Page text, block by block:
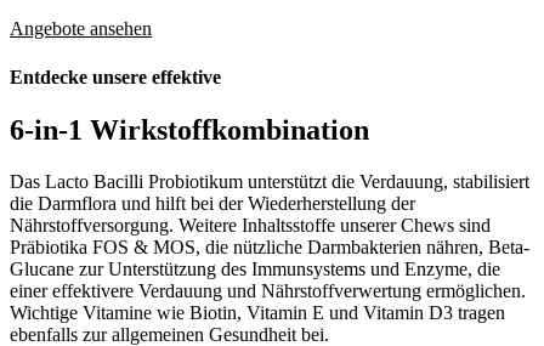
Angebote ansehen
Entdecke unsere effektive
6-in-1 Wirkstoffkombination
Das Lacto Bacilli Probiotikum unterstützt die Verdauung, stabilisiert
die Darmflora und hilft bei der Wiederherstellung der
Nährstoffversorgung. Weitere Inhaltsstoffe unserer Chews sind
Präbiotika FOS & MOS, die nützliche Darmbakterien nähren, Beta-
Glucane zur Unterstützung des Immunsystems und Enzyme, die
einer effektivere Verdauung und Nährstoffverwertung ermöglichen.
Wichtige Vitamine wie Biotin, Vitamin E und Vitamin D3 tragen
ebenfalls zur allgemeinen Gesundheit bei.